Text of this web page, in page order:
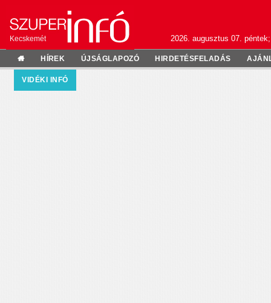
Kecskemét 2026. augusztus 07.
HÍREK ÚJSÁGLAPOZÓ HIRDETÉSFELADÁS
VIDÉKI INFÓ